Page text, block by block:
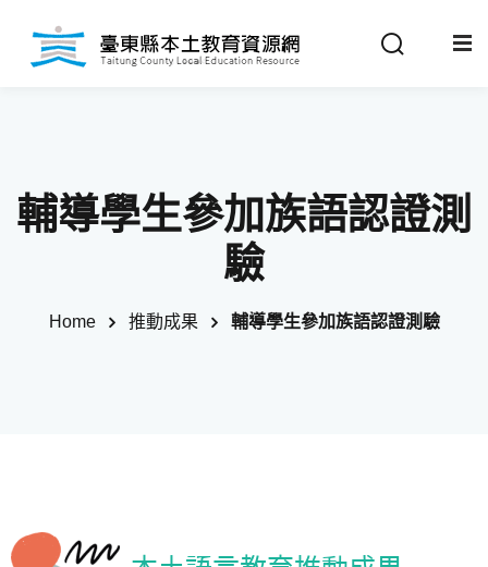
新消息
計資料
輔導學生參加族語認證測
驗
Home 推動成果 輔導學生參加族語認證測驗
Sign in Sign up